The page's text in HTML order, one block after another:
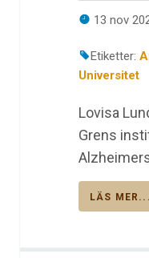
13 nov
Etiketter:
Universitet
Lovisa
Grens
LÄS MER...